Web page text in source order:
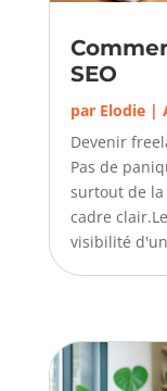
SEO
par Elodie|
Devenir
Pas de
surtout de
cadre
visibilité